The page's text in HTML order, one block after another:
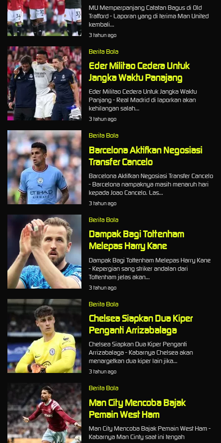
MU Memperpanjang Catatan Bagus di Old
Trafford - Laporan yang di terima Man United
kembali…
3 tahun ago
Berita Bola
Eder Militao Cedera Untuk
Jangka Waktu Panajang
Eder Militao Cedera Untuk Jangka Waktu
Panjang - Real Madrid di laporkan akan
kehilangan salah…
3 tahun ago
Berita Bola
Barcelona Aktifkan Negosiasi
Transfer Cancelo
Barcelona Aktifkan Negosiasi Transfer Cancelo
- Barcelona nampaknya masih menaruh hari
kepada Joao Cancelo. Las…
3 tahun ago
Berita Bola
Dampak Bagi Tottenham
Melepas Harry Kane
Dampak Bagi Tottenham Melepas Harry Kane
- Kepergian sang striker andalan dari
Tottenham jelas akan…
3 tahun ago
Berita Bola
Chelsea Siapkan Dua Kiper
Penganti Arrizabalaga
Chelsea Siapkan Dua Kiper Penganti
Arrizabalaga - Kabarnya Chelsea akan
menargetkan dua kiper lain jika…
3 tahun ago
Berita Bola
Man City Mencoba Bajak
Pemain West Ham
Man City Mencoba Bajak Pemain West Ham -
Kabarnya Man Cinty saat ini tengah